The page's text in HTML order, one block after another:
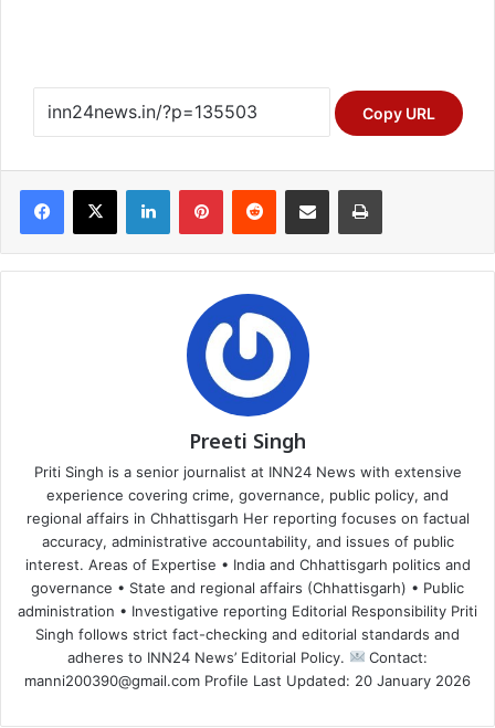
Copy URL
Facebook
X LinkedInPinterestReddit Share via Email Print
Preeti Singh
Priti Singh is a senior journalist at INN24 News with extensive
experience covering crime, governance, public policy, and
regional affairs in Chhattisgarh Her reporting focuses on factual
accuracy, administrative accountability, and issues of public
interest. Areas of Expertise • India and Chhattisgarh politics and
governance • State and regional affairs (Chhattisgarh) • Public
administration • Investigative reporting Editorial Responsibility Priti
Singh follows strict fact-checking and editorial standards and
adheres to INN24 News’ Editorial Policy.
Contact:
manni200390@gmail.com Profile Last Updated: 20 January 2026